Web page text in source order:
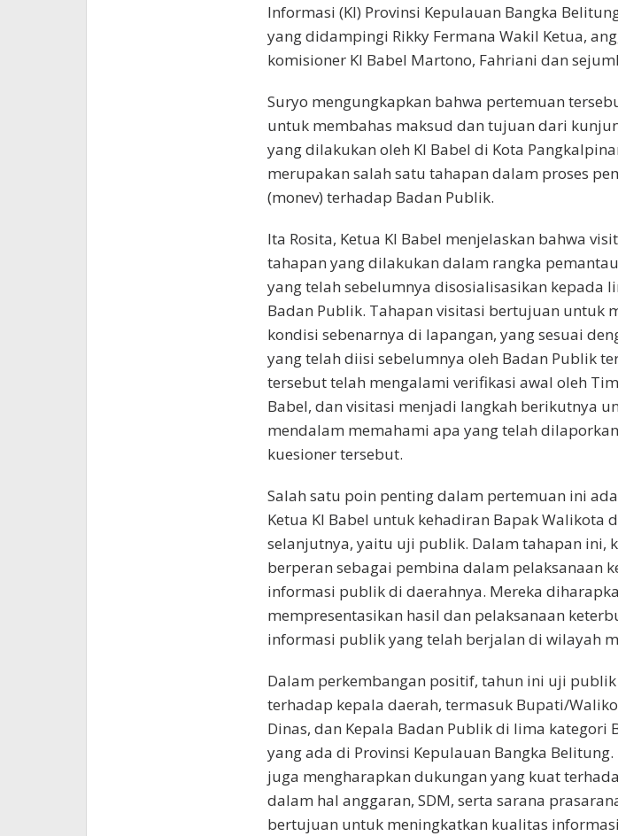
Informasi (KI) Provinsi Kepulauan Bangka
yang didampingi Rikky Fermana Wakil Ketua,
komisioner KI Babel Martono, Fahriani dan
Suryo mengungkapkan bahwa pertemuan
untuk membahas maksud dan tujuan dari
yang dilakukan oleh KI Babel di Kota
merupakan salah satu tahapan dalam proses
(monev) terhadap Badan Publik.
Ita Rosita, Ketua KI Babel menjelaskan bahwa
tahapan yang dilakukan dalam rangka
yang telah sebelumnya disosialisasikan kepada
Badan Publik. Tahapan visitasi bertujuan untuk
kondisi sebenarnya di lapangan, yang sesuai
yang telah diisi sebelumnya oleh Badan Publik
tersebut telah mengalami verifikasi awal oleh
Babel, dan visitasi menjadi langkah berikutnya
mendalam memahami apa yang telah
kuesioner tersebut.
Salah satu poin penting dalam pertemuan ini
Ketua KI Babel untuk kehadiran Bapak Walikota
selanjutnya, yaitu uji publik. Dalam tahapan ini,
berperan sebagai pembina dalam pelaksanaan
informasi publik di daerahnya. Mereka
mempresentasikan hasil dan pelaksanaan
informasi publik yang telah berjalan di wilayah
Dalam perkembangan positif, tahun ini uji
terhadap kepala daerah, termasuk Bupati/
Dinas, dan Kepala Badan Publik di lima kategori
yang ada di Provinsi Kepulauan Bangka Belitung.
juga mengharapkan dukungan yang kuat
dalam hal anggaran, SDM, serta sarana
bertujuan untuk meningkatkan kualitas